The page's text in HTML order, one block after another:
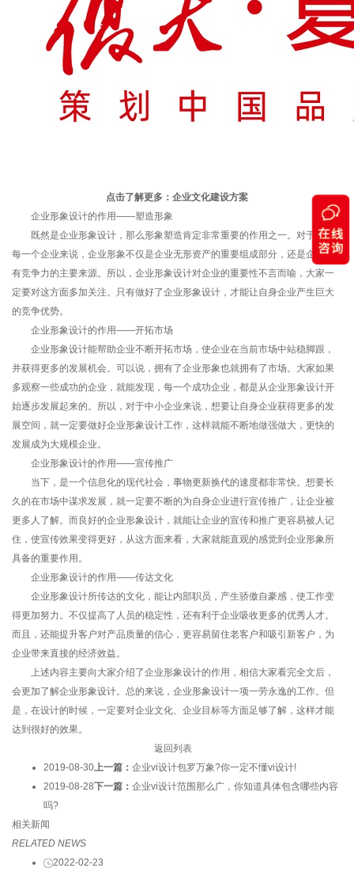
点击了解更多： 企业文化建设方案
企业形象设计的作用——塑造形象
既然是企业形象设计，那么形象塑造肯定非常重要的作用之一。对于现在
每一个企业来说，企业形象不仅是企业无形资产的重要组成部分，还是企业拥
有竞争力的主要来源。所以，企业形象设计对企业的重要性不言而喻，大家一
定要对这方面多加关注。只有做好了企业形象设计，才能让自身企业产生巨大
的竞争优势。
企业形象设计的作用——开拓市场
企业形象设计能帮助企业不断开拓市场，使企业在当前市场中站稳脚跟，
并获得更多的发展机会。可以说，拥有了企业形象也就拥有了市场。大家如果
多观察一些成功的企业，就能发现，每一个成功企业，都是从企业形象设计开
始逐步发展起来的。所以，对于中小企业来说，想要让自身企业获得更多的发
展空间，就一定要做好企业形象设计工作，这样就能不断地做强做大，更快的
发展成为大规模企业。
企业形象设计的作用——宣传推广
当下，是一个信息化的现代社会，事物更新换代的速度都非常快。想要长
久的在市场中谋求发展，就一定要不断的为自身企业进行宣传推广，让企业被
更多人了解。而良好的企业形象设计，就能让企业的宣传和推广更容易被人记
住，使宣传效果变得更好，从这方面来看，大家就能直观的感觉到企业形象所
具备的重要作用。
企业形象设计的作用——传达文化
企业形象设计所传达的文化，能让内部职员，产生骄傲自豪感，使工作变
得更加努力。不仅提高了人员的稳定性，还有利于企业吸收更多的优秀人才。
而且，还能提升客户对产品质量的信心，更容易留住老客户和吸引新客户，为
企业带来直接的经济效益。
上述内容主要向大家介绍了企业形象设计的作用，相信大家看完全文后，
会更加了解企业形象设计。总的来说，企业形象设计一项一劳永逸的工作。但
是，在设计的时候，一定要对企业文化、企业目标等方面足够了解，这样才能
达到很好的效果。
返回列表
2019-08-30上一篇： 企业vi设计包罗万象?你一定不懂vi设计!
2019-08-28下一篇： 企业vi设计范围那么广，你知道具体包含哪些内容
吗?
相关新闻
RELATED NEWS
2022-02-23